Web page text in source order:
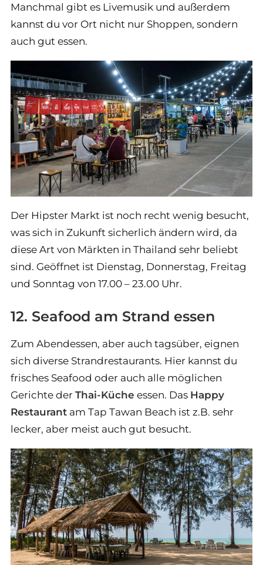
Manchmal gibt es Livemusik und außerdem
kannst du vor Ort nicht nur Shoppen, sondern
auch gut essen.
Der Hipster Markt ist noch recht wenig besucht,
was sich in Zukunft sicherlich ändern wird, da
diese Art von Märkten in Thailand sehr beliebt
sind. Geöffnet ist Dienstag, Donnerstag, Freitag
und Sonntag von 17.00 – 23.00 Uhr.
12. Seafood am Strand essen
Zum Abendessen, aber auch tagsüber, eignen
sich diverse Strandrestaurants. Hier kannst du
frisches Seafood oder auch alle möglichen
Gerichte der Thai-Küche essen. Das Happy
Restaurant am Tap Tawan Beach ist z.B. sehr
lecker, aber meist auch gut besucht.